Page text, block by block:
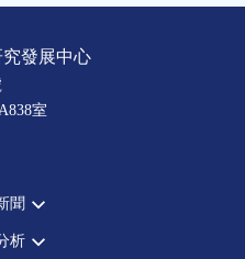
發展中心
室
聞
聞
析